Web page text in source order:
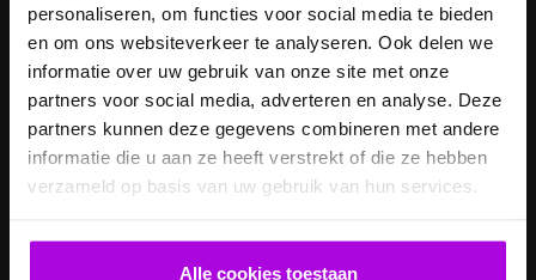
personaliseren, om functies voor social media te bieden
en om ons websiteverkeer te analyseren. Ook delen we
informatie over uw gebruik van onze site met onze
partners voor social media, adverteren en analyse. Deze
partners kunnen deze gegevens combineren met andere
informatie die u aan ze heeft verstrekt of die ze hebben
verzameld op basis van uw gebruik van hun services.
Alle cookies toestaan
Je hond wordt
geopereerd – wat
kan je
verwachten?
Je kat naar een
pension brengen
Je kat wordt
geopereerd – wat
kan je
Je kater laten
Je konijn laten
Je konijn laten